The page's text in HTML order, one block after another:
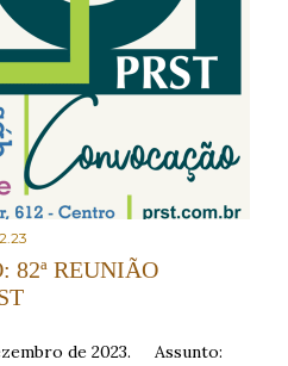
82ª REUNIÃO
de 2023. Assunto: